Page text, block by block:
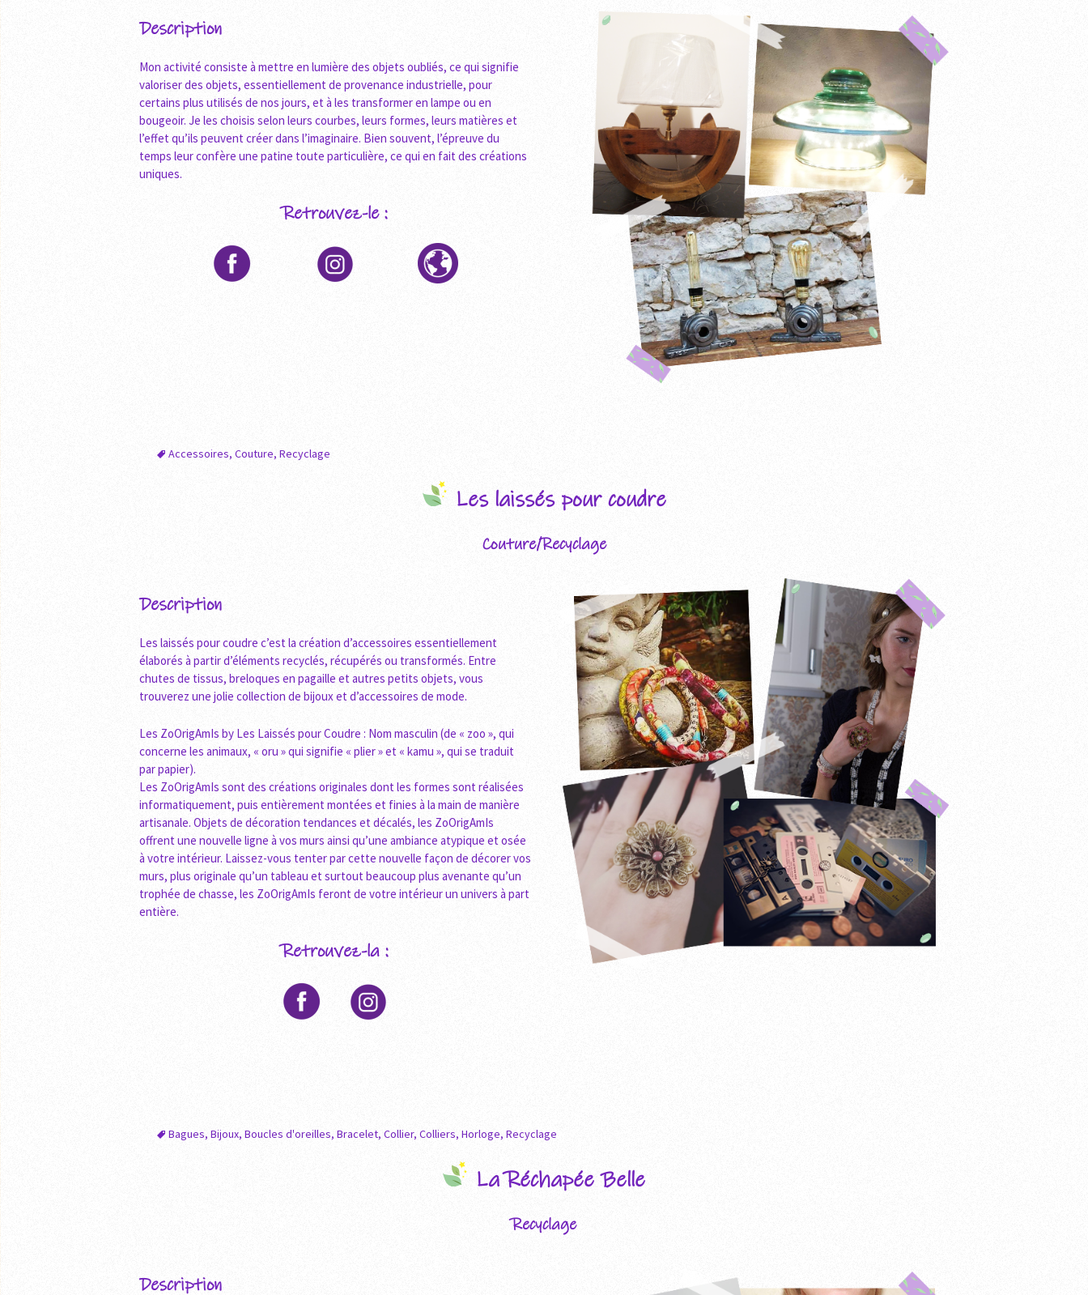
Description
Mon activité consiste à mettre en lumière des objets oubliés, ce qui signifie
valoriser des objets, essentiellement de provenance industrielle, pour
certains plus utilisés de nos jours, et à les transformer en lampe ou en
bougeoir. Je les choisis selon leurs courbes, leurs formes, leurs matières et
l’effet qu’ils peuvent créer dans l’imaginaire. Bien souvent, l’épreuve du
temps leur confère une patine toute particulière, ce qui en fait des créations
uniques.
Retrouvez-le :
Accessoires, Couture, Recyclage
Les laissés pour coudre
Couture/Recyclage
Description
Les laissés pour coudre c’est la création d’accessoires essentiellement
élaborés à partir d’éléments recyclés, récupérés ou transformés. Entre
chutes de tissus, breloques en pagaille et autres petits objets, vous
trouverez une jolie collection de bijoux et d’accessoires de mode.
Les ZoOrigAmIs by Les Laissés pour Coudre : Nom masculin (de « zoo », qui
concerne les animaux, « oru » qui signifie « plier » et « kamu », qui se traduit
par papier).
Les ZoOrigAmIs sont des créations originales dont les formes sont réalisées
informatiquement, puis entièrement montées et finies à la main de manière
artisanale. Objets de décoration tendances et décalés, les ZoOrigAmIs
offrent une nouvelle ligne à vos murs ainsi qu’une ambiance atypique et osée
à votre intérieur. Laissez-vous tenter par cette nouvelle façon de décorer vos
murs, plus originale qu’un tableau et surtout beaucoup plus avenante qu’un
trophée de chasse, les ZoOrigAmIs feront de votre intérieur un univers à part
entière.
Retrouvez-la :
Bagues, Bijoux, Boucles d'oreilles, Bracelet, Collier, Colliers, Horloge, Recyclage
La Réchapée Belle
Recyclage
Description